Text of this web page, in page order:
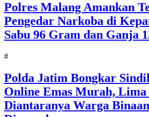
Polres Malang Amankan
Pengedar Narkoba di
Sabu 96 Gram dan Ganja
#
Polda Jatim Bongkar
Online Emas Murah, Lima
Diantaranya Warga